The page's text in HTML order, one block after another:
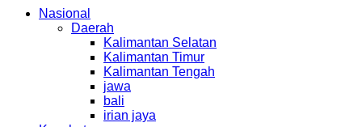
Nasional
Daerah
Kalimantan Selatan
Kalimantan Timur
Kalimantan Tengah
jawa
bali
irian jaya